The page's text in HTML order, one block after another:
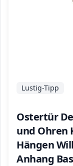
Ostertür
und Ohren
Hängen
Anhang
Lustig-Tipp